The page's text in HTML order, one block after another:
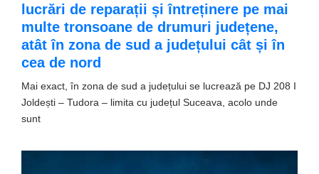
lucrări de reparații și întreținere pe mai
multe tronsoane de drumuri județene,
atât în zona de sud a județului cât și în
cea de nord
Mai exact, în zona de sud a județului se lucrează pe DJ 208 I
Joldești – Tudora – limita cu județul Suceava, acolo unde
sunt